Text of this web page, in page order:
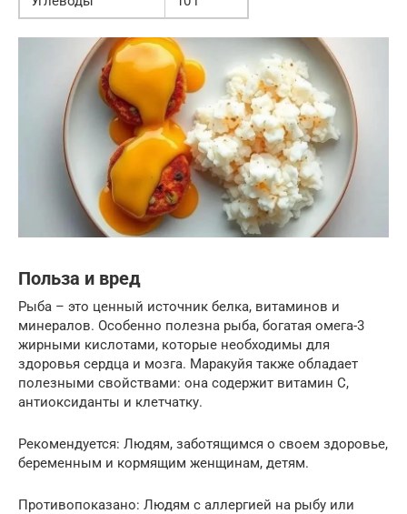
Польза и вред
Рыба – это ценный источник белка, витаминов и
минералов. Особенно полезна рыба, богатая омега-3
жирными кислотами, которые необходимы для
здоровья сердца и мозга. Маракуйя также обладает
полезными свойствами: она содержит витамин С,
антиоксиданты и клетчатку.
Рекомендуется: Людям, заботящимся о своем здоровье,
беременным и кормящим женщинам, детям.
Противопоказано: Людям с аллергией на рыбу или